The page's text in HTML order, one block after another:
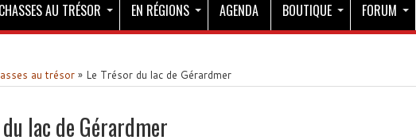
CHASSES AU TRÉSOR EN RÉGIONS AGENDA BOUTIQUE FORUM
au trésor » Le Trésor du lac de Gérardmer
lac de Gérardmer